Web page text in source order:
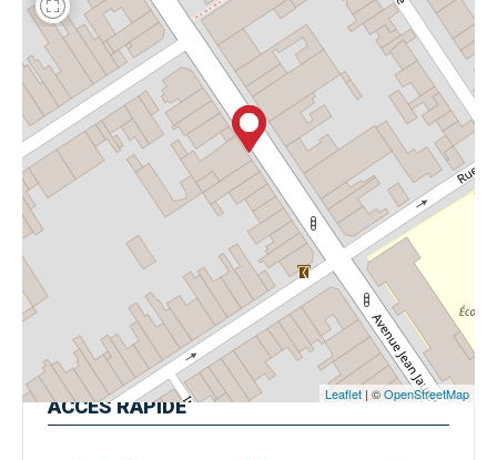
Leaflet | ©OpenStreetMap
ACCÈSRAPIDE